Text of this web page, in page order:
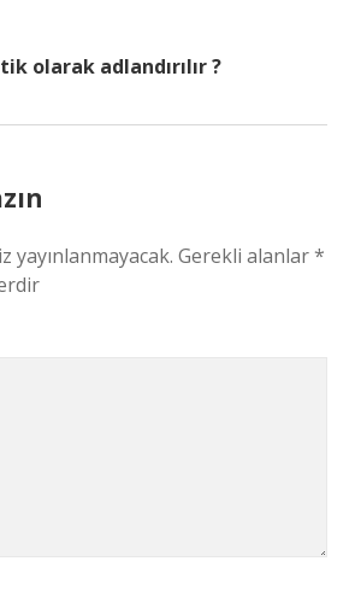
olarak adlandırılır ?
yayınlanmayacak. Gerekli alanlar*